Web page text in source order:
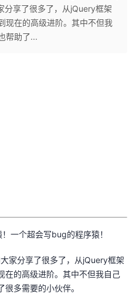
分享了很多了，从jQuery框架
现在的高级进阶。其中不但我
帮助了...
一个超会写bug的程序猿！
家分享了很多了，从jQuery框架
在的高级进阶。其中不但我自己
多需要的小伙伴。